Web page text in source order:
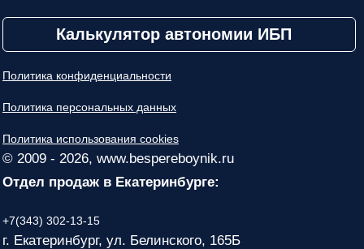
Калькулятор автономии ИБП
Политика конфиденциальности
Политика персональных данных
Политика использования cookies
© 2009 - 2026, www.bespereboynik.ru
Отдел продаж в Екатеринбурге:
+7(343) 302-13-15
г. Екатеринбург, ул. Белинского, 165Б